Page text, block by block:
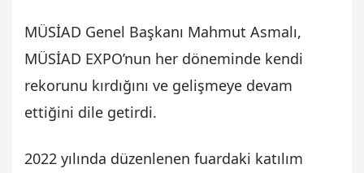
MÜSİAD Genel Başkanı Mahmut Asmalı,
MÜSİAD EXPO’nun her döneminde kendi
rekorunu kırdığını ve gelişmeye devam
ettiğini dile getirdi.
2022 yılında düzenlenen fuardaki katılım